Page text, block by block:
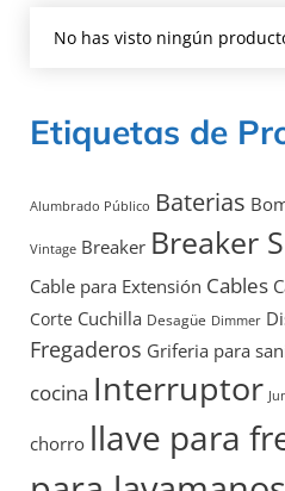
No has visto ningún
Etiquetas de
Alumbrado Público Baterias
Vintage Breaker Breaker
Cable para Extensión Cables
Corte Cuchilla Desagüe Dimmer
Fregaderos Griferia para
cocina Interruptor
chorro llave para